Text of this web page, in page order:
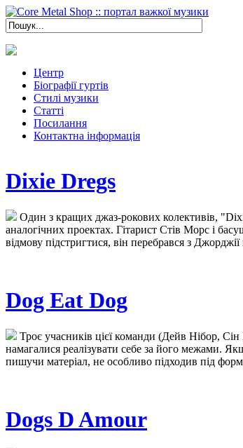
Центр
Біографії гуртів
Стилі музики
Статті
Посилання
Контактна інформація
Dixie Dregs
Один з кращих джаз-рокових колективів,
аналогічних проектах. Гітарист Стів Морс і
відмову підстригтися, він перебрався з
Dog Eat Dog
Троє учасників цієї команди (Дейв Нібор,
намагалися реалізувати себе за його межами.
пишучи матеріал, не особливо підходив під
Dogs D Amour